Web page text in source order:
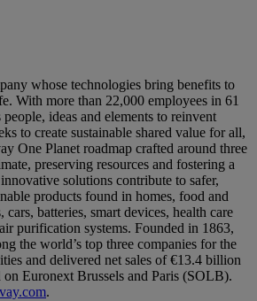
whose technologies bring benefits to
With more than 22,000 employees in 61
ideas and elements to reinvent
to create sustainable shared value for all,
One Planet roadmap crafted around three
preserving resources and fostering a
solutions contribute to safer,
products found in homes, food and
cars, batteries, smart devices, health care
purification systems. Founded in 1863,
the world’s top three companies for the
and delivered net sales of €13.4 billion
Euronext Brussels and Paris (SOLB).
.